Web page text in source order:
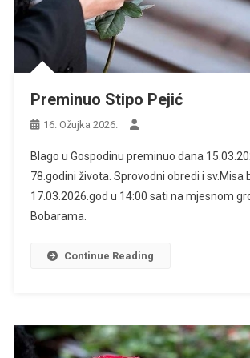
Preminuo Stipo Pejić
16. Ožujka 2026.
Blago u Gospodinu preminuo dana
78.godini života. Sprovodni obredi i sv.Misa
17.03.2026.god u 14:00 sati na mjesnom
Bobarama.
Continue Reading